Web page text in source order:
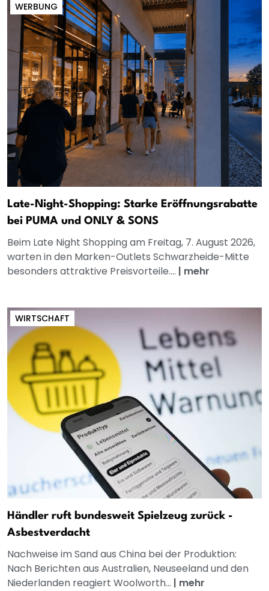
WERBUNG
Late-Night-Shopping: Starke Eröffnungsrabatte
bei PUMA und ONLY & SONS
Beim Late Night Shopping am Freitag, 7. August 2026,
warten in den Marken-Outlets Schwarzheide-Mitte
besonders attraktive Preisvorteile.... | mehr
WIRTSCHAFT
Händler ruft bundesweit Spielzeug zurück -
Asbestverdacht
Nachweise im Sand aus China bei der Produktion:
Nach Berichten aus Australien, Neuseeland und den
Niederlanden reagiert Woolworth... | mehr